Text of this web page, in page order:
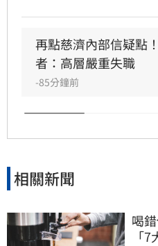
為，慈濟固然被當盤子
苗確實不足，根本是兩
洗記憶的手法太過粗糙
銘2023年「大小姐說
較符合當初疫苗採購受
間線 。
再點慈濟內部信疑點
者：高層嚴重失職
-85分鐘前
相關新聞
喝
「7